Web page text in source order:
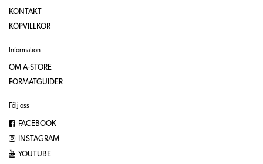
KONTAKT
KÖPVILLKOR
Information
OM A-STORE
FORMATGUIDER
Följ oss
FACEBOOK
INSTAGRAM
YOUTUBE